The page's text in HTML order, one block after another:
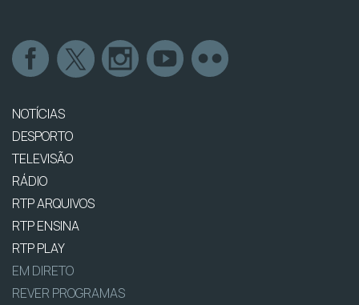
NOTÍCIAS
DESPORTO
TELEVISÃO
RÁDIO
RTP ARQUIVOS
RTP ENSINA
RTP PLAY
EM DIRETO
REVER PROGRAMAS